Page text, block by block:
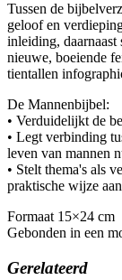
Tussen de
geloof en
inleiding, daarnaast
nieuwe, boeiende
tientallen
De Mannenbijbel:
• Verduidelijkt de
• Legt verbinding
leven van mannen
• Stelt thema's als
praktische wijze
Formaat 15×24 cm
Gebonden in een
Gerelateerd